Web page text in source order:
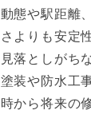
動態や駅距離
よりも安定
落としがち
装や防水工
から将来の